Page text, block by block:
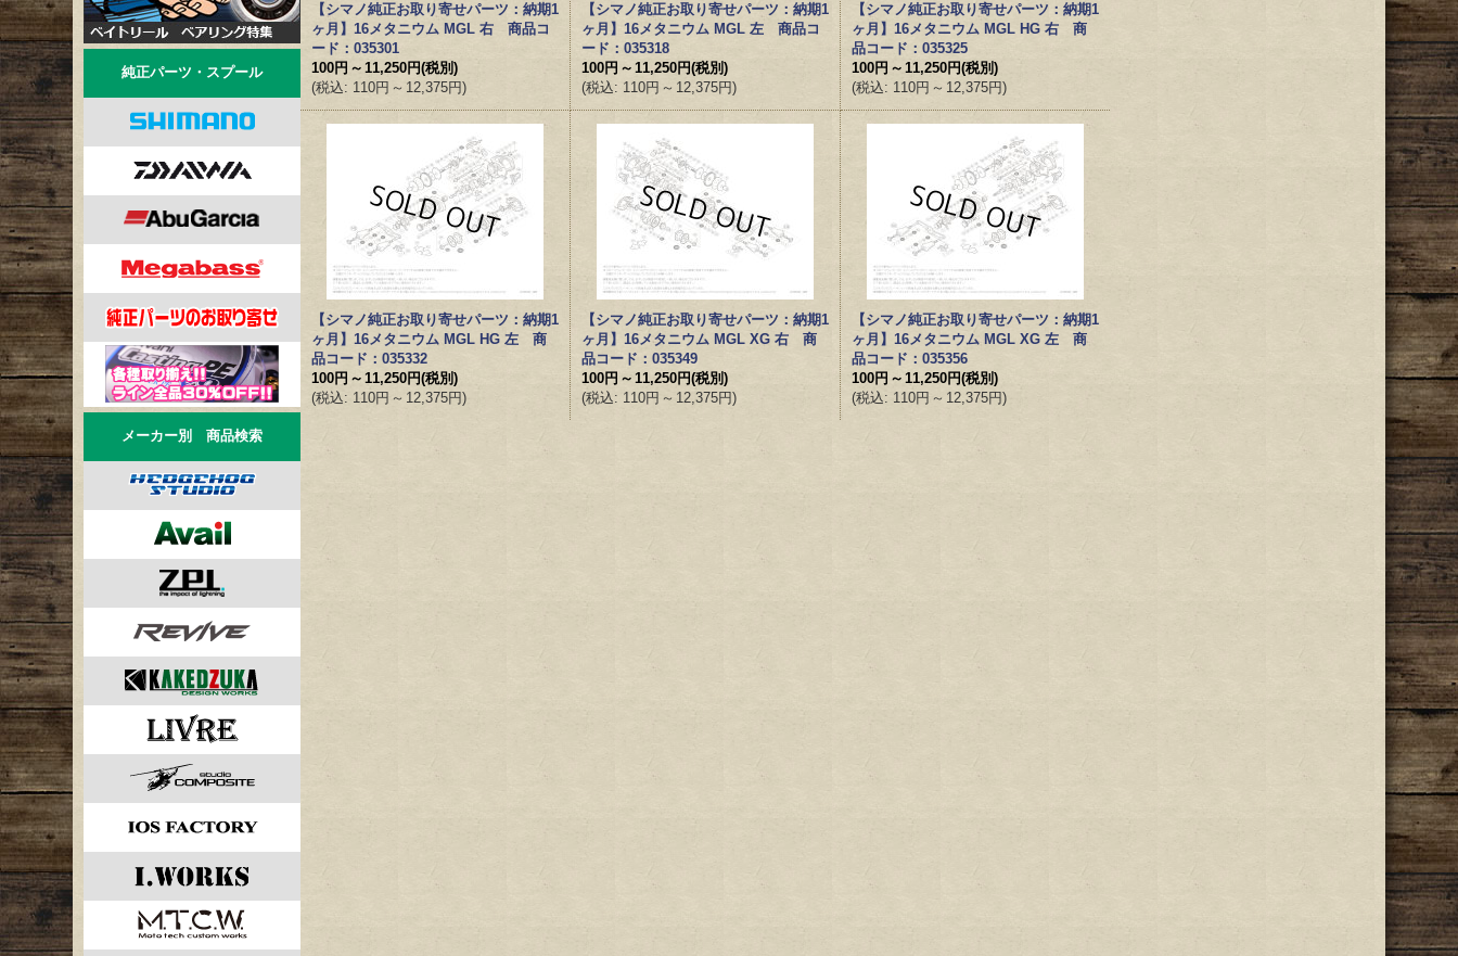
純正パーツ・スプール
メーカー別 商品検索
【シマノ純正お取り寄せパーツ：納期1
ヶ月】16メタニウム MGL 右 商品コ
ード：035301
100円 ～ 11,250円(税別)
(税込: 110円 ～ 12,375円)
【シマノ純正お取り寄せパーツ：納期1
ヶ月】16メタニウム MGL 左 商品コ
ード：035318
100円 ～ 11,250円(税別)
(税込: 110円 ～ 12,375円)
【シマノ純正お取り寄せパーツ：納期1
ヶ月】16メタニウム MGL HG 右 商
品コード：035325
100円 ～ 11,250円(税別)
(税込: 110円 ～ 12,375円)
【シマノ純正お取り寄せパーツ：納期1
ヶ月】16メタニウム MGL HG 左 商
品コード：035332
100円 ～ 11,250円(税別)
(税込: 110円 ～ 12,375円)
【シマノ純正お取り寄せパーツ：納期1
ヶ月】16メタニウム MGL XG 右 商
品コード：035349
100円 ～ 11,250円(税別)
(税込: 110円 ～ 12,375円)
【シマノ純正お取り寄せパーツ：納期1
ヶ月】16メタニウム MGL XG 左 商
品コード：035356
100円 ～ 11,250円(税別)
(税込: 110円 ～ 12,375円)